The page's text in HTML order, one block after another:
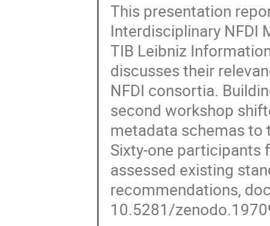
This presentation
Interdisciplinary NFDI
TIB Leibniz
discusses their
NFDI consortia.
second workshop
metadata schemas to
Sixty-one participants
assessed existing
recommendations,
10.5281/